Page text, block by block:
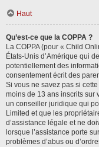
Haut
Qu’est-ce que la COPPA ?
La COPPA (pour « Child
États-Unis d’Amérique qui
potentiellement des
consentement écrit des
Si vous ne savez pas si
moins de 13 ans inscrits sur
un conseiller juridique qui
Limited et que les
d’assistance légale et ne
lorsque l’assistance porte
problèmes d’abus ou